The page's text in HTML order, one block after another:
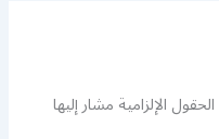
الحقول الإلزامية مشار إليها